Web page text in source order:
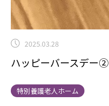
2025.03.28
ハッピーバースデー②
特別養護老人ホーム